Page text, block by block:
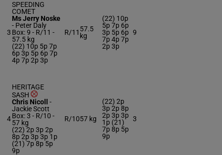
3
SPEEDING
COMET
Ms Jerry Noske
- Peter Daly
Box: 9 - R/11 -
57.5 kg
(22) 10p 5p 7p
6p 3p 5p 6p 7p
4p 7p 2p 3p
R/11 57.5
kg
(22) 10p
5p 7p 6p
3p 5p 6p
7p 4p 7p
2p 3p
9
4
HERITAGE
SASH
Chris Nicoll -
Jackie Scott
Box: 3 - R/10 -
57 kg
(22) 2p 3p 2p
8p 2p 3p 3p 1p
(21) 7p 8p 5p
9p
R/1057 kg
(22) 2p
3p 2p 8p
2p 3p 3p
1p (21)
7p 8p 5p
9p
3